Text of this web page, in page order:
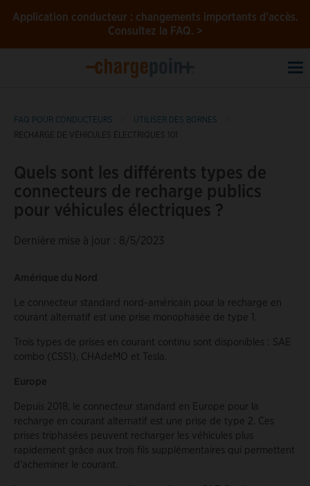
Application conducteur : changements importants d’accès.
Consultez la FAQ. >
FAQ POUR CONDUCTEURS
UTILISER DES BORNES
RECHARGE DE VÉHICULES ÉLECTRIQUES 101
Quels sont les différents types de
connecteurs de recharge publics
pour véhicules électriques ?
Dernière mise à jour : 8/5/2023
Amérique du Nord
Le connecteur standard nord-américain pour la recharge en
courant alternatif est une prise monophasée de type 1.
Trois types de prises en courant continu sont disponibles : SAE
combo (CSS1), CHAdeMO et Tesla.
Europe
Depuis 2018, le connecteur standard en Europe pour la
recharge en courant alternatif est une prise de type 2. Ces
prises triphasées peuvent recharger les véhicules plus
rapidement grâce aux trois fils supplémentaires qui permettent
d'acheminer le courant.